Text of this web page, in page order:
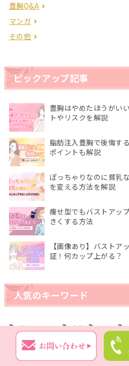
豊胸Q&A
マンガ
その他
ピックアップ記事
豊胸はやめたほうがい
トやリスクを解説
脂肪注入豊胸で後悔す
ポイントも解説
ぽっちゃりなのに貧乳
を変える方法を解説
痩せ型でもバストアッ
きくする方法
【画像あり】バストア
証！何カップ上がる？
人気のキーワード
ボディライン 痩身 LGBT
左右差
しこり 石灰化 ヒ